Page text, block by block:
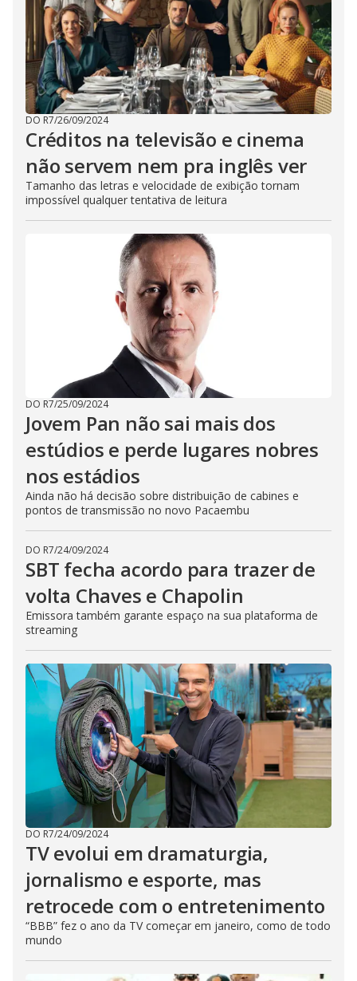
DO R7/26/09/2024
Créditos na televisão e cinema
não servem nem pra inglês ver
Tamanho das letras e velocidade de exibição tornam
impossível qualquer tentativa de leitura
DO R7/25/09/2024
Jovem Pan não sai mais dos
estúdios e perde lugares nobres
nos estádios
Ainda não há decisão sobre distribuição de cabines e
pontos de transmissão no novo Pacaembu
DO R7/24/09/2024
SBT fecha acordo para trazer de
volta Chaves e Chapolin
Emissora também garante espaço na sua plataforma de
streaming
DO R7/24/09/2024
TV evolui em dramaturgia,
jornalismo e esporte, mas
retrocede com o entretenimento
“BBB” fez o ano da TV começar em janeiro, como de todo
mundo